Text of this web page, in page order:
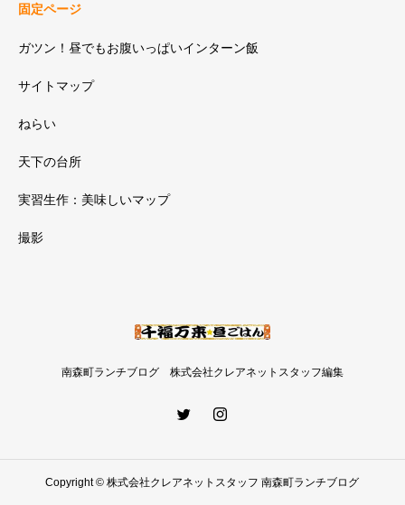
固定ページ
ガツン！昼でもお腹いっぱいインターン飯
サイトマップ
ねらい
天下の台所
実習生作：美味しいマップ
撮影
南森町ランチブログ 株式会社クレアネットスタッフ編集
Copyright © 株式会社クレアネットスタッフ 南森町ランチブログ